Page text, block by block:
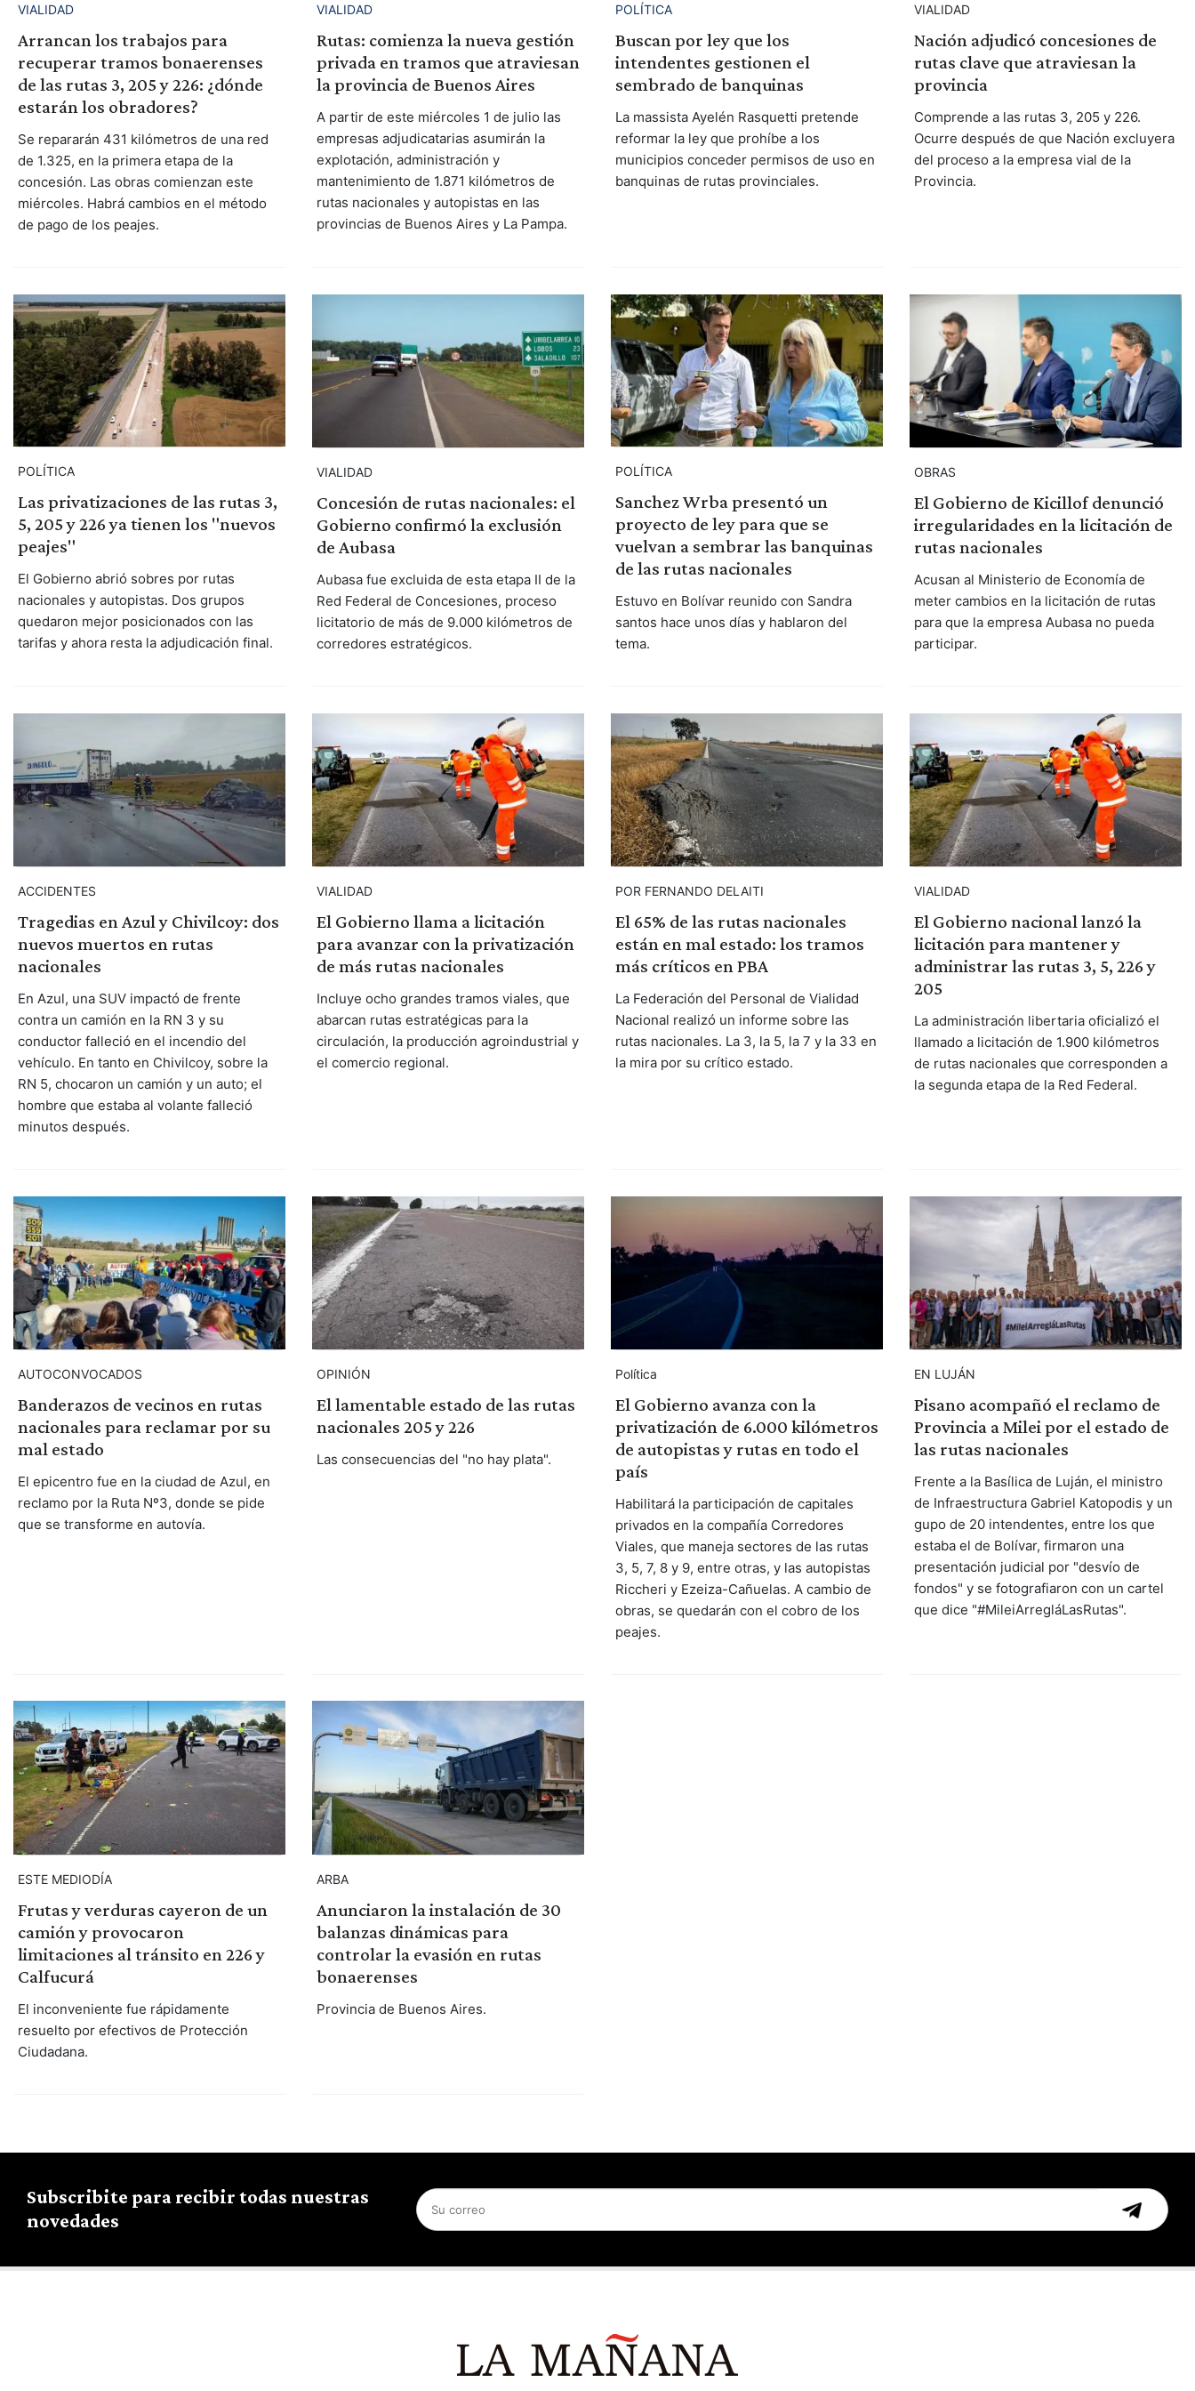
VIALIDAD
Arrancan los trabajos para
recuperar tramos bonaerenses
de las rutas 3, 205 y 226: ¿dónde
estarán los obradores?
Se repararán 431 kilómetros de una red
de 1.325, en la primera etapa de la
concesión. Las obras comienzan este
miércoles. Habrá cambios en el método
de pago de los peajes.
VIALIDAD
Rutas: comienza la nueva gestión
privada en tramos que atraviesan
la provincia de Buenos Aires
A partir de este miércoles 1 de julio las
empresas adjudicatarias asumirán la
explotación, administración y
mantenimiento de 1.871 kilómetros de
rutas nacionales y autopistas en las
provincias de Buenos Aires y La Pampa.
POLÍTICA
Buscan por ley que los
intendentes gestionen el
sembrado de banquinas
La massista Ayelén Rasquetti pretende
reformar la ley que prohíbe a los
municipios conceder permisos de uso en
banquinas de rutas provinciales.
VIALIDAD
Nación adjudicó concesiones de
rutas clave que atraviesan la
provincia
Comprende a las rutas 3, 205 y 226.
Ocurre después de que Nación excluyera
del proceso a la empresa vial de la
Provincia.
POLÍTICA
Las privatizaciones de las rutas 3,
5, 205 y 226 ya tienen los "nuevos
peajes"
El Gobierno abrió sobres por rutas
nacionales y autopistas. Dos grupos
quedaron mejor posicionados con las
tarifas y ahora resta la adjudicación final.
VIALIDAD
Concesión de rutas nacionales: el
Gobierno confirmó la exclusión
de Aubasa
Aubasa fue excluida de esta etapa II de la
Red Federal de Concesiones, proceso
licitatorio de más de 9.000 kilómetros de
corredores estratégicos.
POLÍTICA
Sanchez Wrba presentó un
proyecto de ley para que se
vuelvan a sembrar las banquinas
de las rutas nacionales
Estuvo en Bolívar reunido con Sandra
santos hace unos días y hablaron del
tema.
OBRAS
El Gobierno de Kicillof denunció
irregularidades en la licitación de
rutas nacionales
Acusan al Ministerio de Economía de
meter cambios en la licitación de rutas
para que la empresa Aubasa no pueda
participar.
ACCIDENTES
Tragedias en Azul y Chivilcoy: dos
nuevos muertos en rutas
nacionales
En Azul, una SUV impactó de frente
contra un camión en la RN 3 y su
conductor falleció en el incendio del
vehículo. En tanto en Chivilcoy, sobre la
RN 5, chocaron un camión y un auto; el
hombre que estaba al volante falleció
minutos después.
VIALIDAD
El Gobierno llama a licitación
para avanzar con la privatización
de más rutas nacionales
Incluye ocho grandes tramos viales, que
abarcan rutas estratégicas para la
circulación, la producción agroindustrial y
el comercio regional.
POR FERNANDO DELAITI
El 65% de las rutas nacionales
están en mal estado: los tramos
más críticos en PBA
La Federación del Personal de Vialidad
Nacional realizó un informe sobre las
rutas nacionales. La 3, la 5, la 7 y la 33 en
la mira por su crítico estado.
VIALIDAD
El Gobierno nacional lanzó la
licitación para mantener y
administrar las rutas 3, 5, 226 y
205
La administración libertaria oficializó el
llamado a licitación de 1.900 kilómetros
de rutas nacionales que corresponden a
la segunda etapa de la Red Federal.
AUTOCONVOCADOS
Banderazos de vecinos en rutas
nacionales para reclamar por su
mal estado
El epicentro fue en la ciudad de Azul, en
reclamo por la Ruta Nº3, donde se pide
que se transforme en autovía.
OPINIÓN
El lamentable estado de las rutas
nacionales 205 y 226
Las consecuencias del "no hay plata".
Política
El Gobierno avanza con la
privatización de 6.000 kilómetros
de autopistas y rutas en todo el
país
Habilitará la participación de capitales
privados en la compañía Corredores
Viales, que maneja sectores de las rutas
3, 5, 7, 8 y 9, entre otras, y las autopistas
Riccheri y Ezeiza-Cañuelas. A cambio de
obras, se quedarán con el cobro de los
peajes.
EN LUJÁN
Pisano acompañó el reclamo de
Provincia a Milei por el estado de
las rutas nacionales
Frente a la Basílica de Luján, el ministro
de Infraestructura Gabriel Katopodis y un
gupo de 20 intendentes, entre los que
estaba el de Bolívar, firmaron una
presentación judicial por "desvío de
fondos" y se fotografiaron con un cartel
que dice "#MileiArregláLasRutas".
ESTE MEDIODÍA
Frutas y verduras cayeron de un
camión y provocaron
limitaciones al tránsito en 226 y
Calfucurá
El inconveniente fue rápidamente
resuelto por efectivos de Protección
Ciudadana.
ARBA
Anunciaron la instalación de 30
balanzas dinámicas para
controlar la evasión en rutas
bonaerenses
Provincia de Buenos Aires.
Subscribite para recibir todas nuestras
novedades